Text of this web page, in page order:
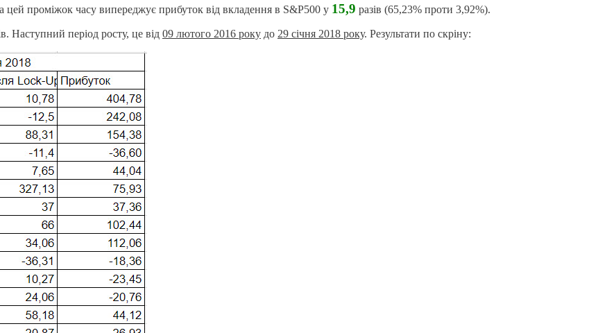
проміжок часу випереджує прибуток від вкладення в S&P500 у 15,9 разів (65,23% проти 3,92%).
Наступний період росту, це від 09 лютого 2016 року до 29 січня 2018 року. Результати по скріну: